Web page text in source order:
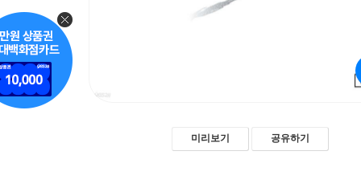
미리보기 공유하기